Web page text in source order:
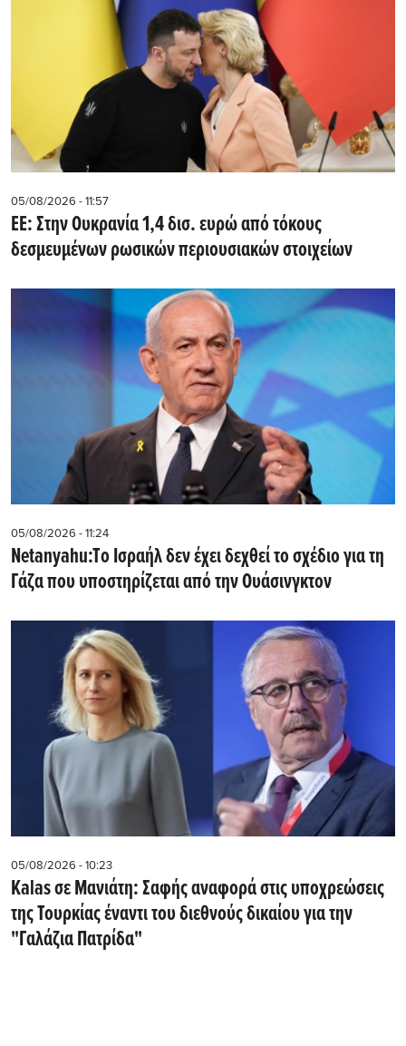
05/08/2026 - 11:57
ΕΕ: Στην Ουκρανία 1,4 δισ. ευρώ από τόκους
δεσμευμένων ρωσικών περιουσιακών στοιχείων
05/08/2026 - 11:24
Netanyahu:Tο Ισραήλ δεν έχει δεχθεί το σχέδιο για τη
Γάζα που υποστηρίζεται από την Ουάσινγκτον
05/08/2026 - 10:23
Kalas σε Μανιάτη: Σαφής αναφορά στις υποχρεώσεις
της Τουρκίας έναντι του διεθνούς δικαίου για την
"Γαλάζια Πατρίδα"